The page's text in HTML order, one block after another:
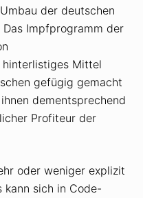
der deutschen
Impfprogramm der
hinterlistiges Mittel
gefügig gemacht
dementsprechend
Profiteur der
oder weniger explizit
kann sich in Code-